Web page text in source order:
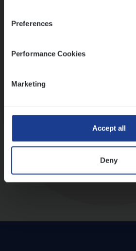
Preferences
Performance Cookies
Marketing
Accept all
Deny